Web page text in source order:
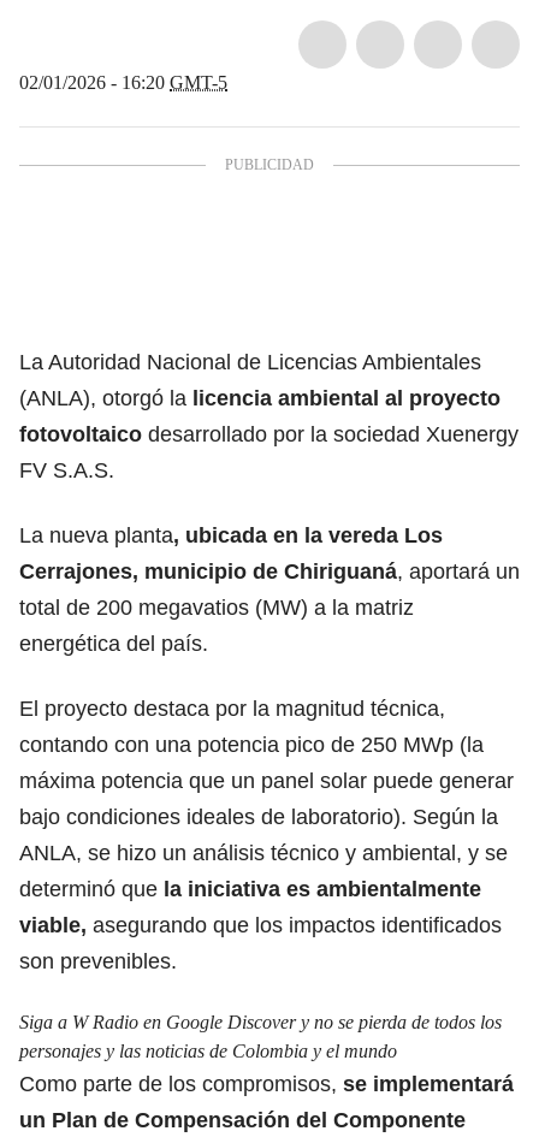
02/01/2026 - 16:20 GMT-5
La Autoridad Nacional de Licencias Ambientales
(ANLA), otorgó la licencia ambiental al proyecto
fotovoltaico desarrollado por la sociedad Xuenergy
FV S.A.S.
La nueva planta, ubicada en la vereda Los
Cerrajones, municipio de Chiriguaná, aportará un
total de 200 megavatios (MW) a la matriz
energética del país.
El proyecto destaca por la magnitud técnica,
contando con una potencia pico de 250 MWp (la
máxima potencia que un panel solar puede generar
bajo condiciones ideales de laboratorio). Según la
ANLA, se hizo un análisis técnico y ambiental, y se
determinó que la iniciativa es ambientalmente
viable, asegurando que los impactos identificados
son prevenibles.
Siga a W Radio en Google Discover y no se pierda de todos los
personajes y las noticias de Colombia y el mundo
Como parte de los compromisos, se implementará
un Plan de Compensación del Componente